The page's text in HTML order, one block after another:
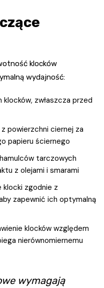
klocków
wydajność:
zwłaszcza przed
powierzchni ciernej za
papieru ściernego
tarczowych
z olejami i smarami
klocki zgodnie z
zapewnić ich optymalną
klocków względem
nierównomiernemu
wymagają